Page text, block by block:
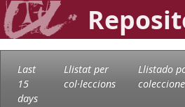
Last
15
days
Llistat per
col·leccions
Llistado